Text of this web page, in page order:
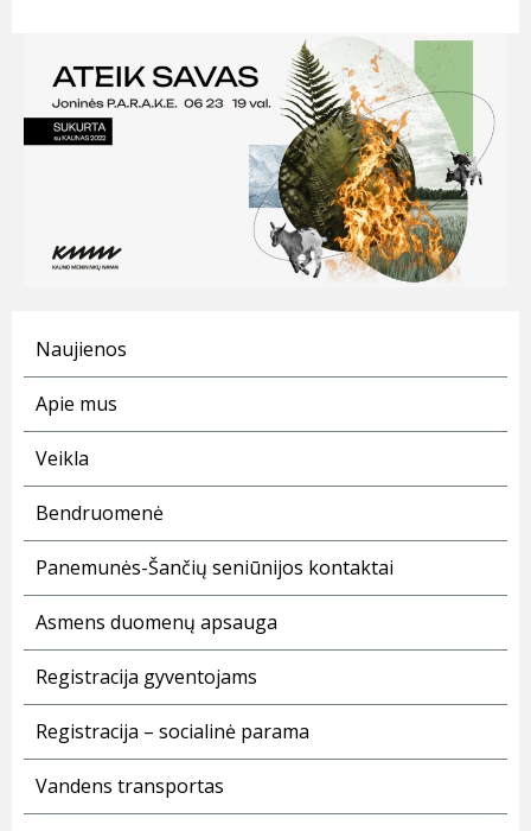
Naujienos
Apie mus
Veikla
Bendruomenė
Panemunės-Šančių seniūnijos kontaktai
Asmens duomenų apsauga
Registracija gyventojams
Registracija – socialinė parama
Vandens transportas